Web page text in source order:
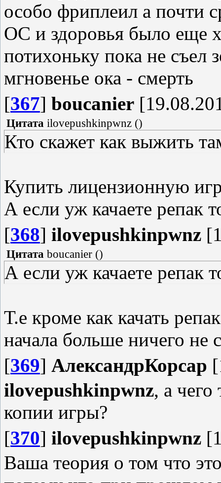
особо фриплеил а почти
ОС и здоровья было еще
потихоньку пока не съел
мгновенье ока - смерть
[367] boucanier
Цитата ilovepushkinpwnz ()
Кто скажет как выжить
Купить лицензионную
А если уж качаете репак
[368] ilovepushkinpwnz
Цитата boucanier ()
А если уж качаете репак
Т.е кроме как качать
начала больше ничего не
[369] АлександрКорсар
ilovepushkinpwnz, а чего
копии игры?
[370] ilovepushkinpwnz
Ваша теория о том что